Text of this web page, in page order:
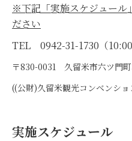
※下記「実施スケジュール
ださい
TEL 0942-31-1730（
〒830-0031 久留米市六ツ門
((公財)久留米観光コンベンシ
実施スケジュール